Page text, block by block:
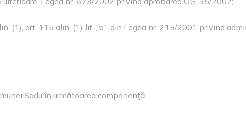
(1), art. 115 alin. (1) lit. „b” din Legea nr. 215/2001 privind
Sadu în următoarea componenţă: